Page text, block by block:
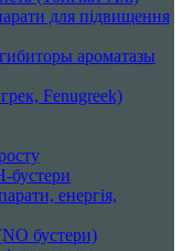
для підвищення
ароматазы
Fenugreek)
бустери
енергія,
бустери)